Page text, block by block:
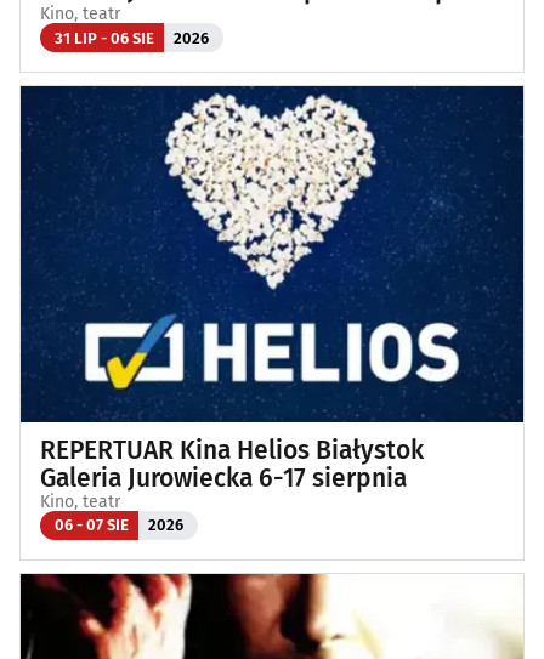
Kino, teatr
31 LIP - 06 SIE 2026
REPERTUAR Kina Helios Białystok
Galeria Jurowiecka 6-17 sierpnia
Kino, teatr
06 - 07 SIE 2026